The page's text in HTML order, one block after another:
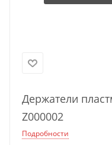
Держатели
Z000002
Подробности